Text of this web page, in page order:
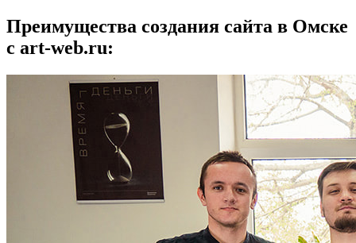
Преимущества создания сайта в Омске
с art-web.ru: